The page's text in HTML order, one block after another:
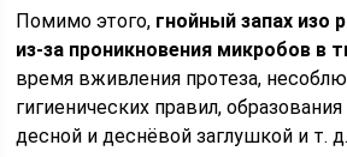
Помимо этого, гнойный запах
из-за проникновения микробов в
время вживления протеза,
гигиенических правил,
десной и деснёвой заглушкой и т. д.